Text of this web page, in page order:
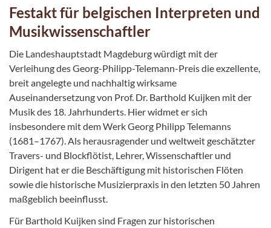
Festakt für belgischen Interpreten und
Musikwissenschaftler
Die Landeshauptstadt Magdeburg würdigt mit der
Verleihung des Georg-Philipp-Telemann-Preis die exzellente,
breit angelegte und nachhaltig wirksame
Auseinandersetzung von Prof. Dr. Barthold Kuijken mit der
Musik des 18. Jahrhunderts. Hier widmet er sich
insbesondere mit dem Werk Georg Philipp Telemanns
(1681–1767). Als herausragender und weltweit geschätzter
Travers- und Blockflötist, Lehrer, Wissenschaftler und
Dirigent hat er die Beschäftigung mit historischen Flöten
sowie die historische Musizierpraxis in den letzten 50 Jahren
maßgeblich beeinflusst.
Für Barthold Kuijken sind Fragen zur historischen